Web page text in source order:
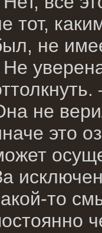
тот,
не
не
это
то